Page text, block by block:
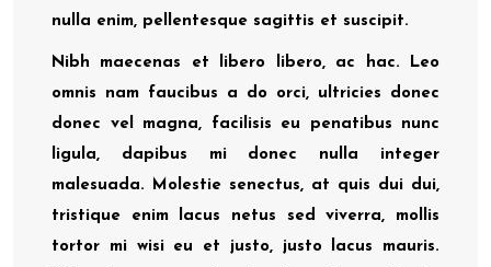
nulla enim, pellentesque sagittis et suscipit.
Nibh maecenas et libero libero, ac hac. Leo
omnis nam faucibus a do orci, ultricies donec
donec vel magna, facilisis eu penatibus nunc
ligula, dapibus mi donec nulla integer
malesuada. Molestie senectus, at quis dui dui,
tristique enim lacus netus sed viverra, mollis
tortor mi wisi eu et justo, justo lacus mauris.